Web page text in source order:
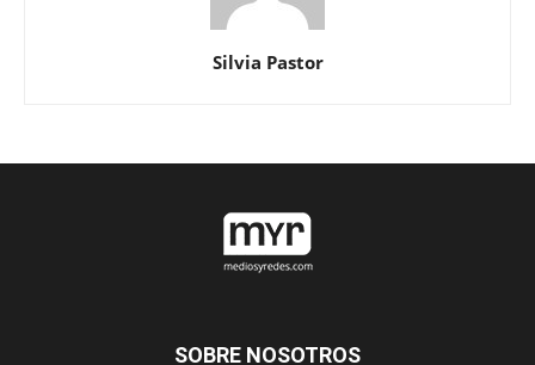
Silvia Pastor
SOBRE NOSOTROS